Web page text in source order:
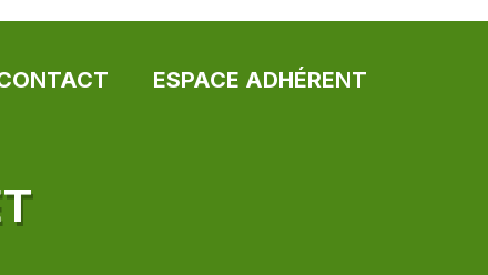
ESPACE ADHÉRENT